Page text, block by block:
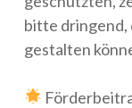
bitte dringend,
gestalten